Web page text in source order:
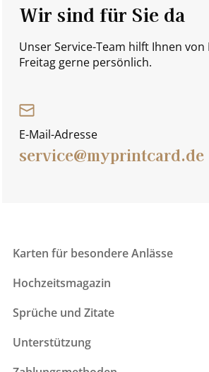
Wir sind für Sie da
Unser Service-Team hilft Ihnen
Freitag gerne persönlich.
E-Mail-Adresse
service@myprintcard.de
Karten für besondere Anlässe
Hochzeitsmagazin
Sprüche und Zitate
Unterstützung